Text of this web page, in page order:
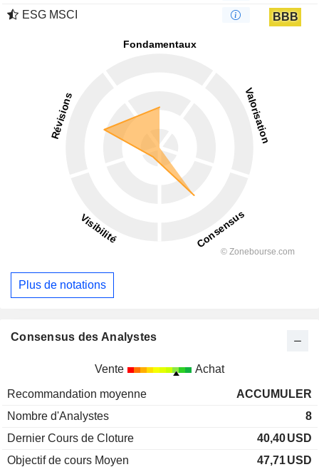
ESG MSCI
BBB
Plus de notations
Consensus des Analystes
Vente Achat
Recommandation moyenne
ACCUMULER
Nombre d'Analystes
8
Dernier Cours de Cloture
40,40USD
Objectif de cours Moyen
47,71USD